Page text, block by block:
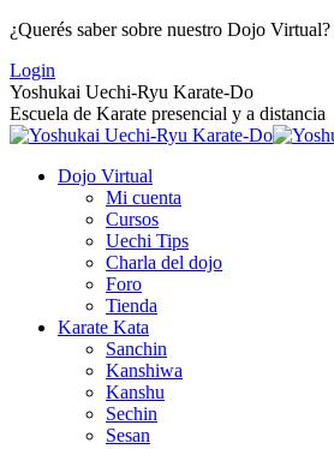
Saltar
contenido
¿Querés saber sobre nuestro Dojo Virtual?
Login
Yoshukai Uechi-Ryu Karate-Do
Escuela de Karate presencial y a distancia
Dojo Virtual
Mi cuenta
Cursos
Uechi Tips
Charla del dojo
Foro
Tienda
Karate Kata
Sanchin
Kanshiwa
Kanshu
Sechin
Sesan